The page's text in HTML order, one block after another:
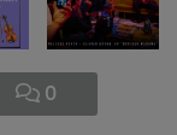
0